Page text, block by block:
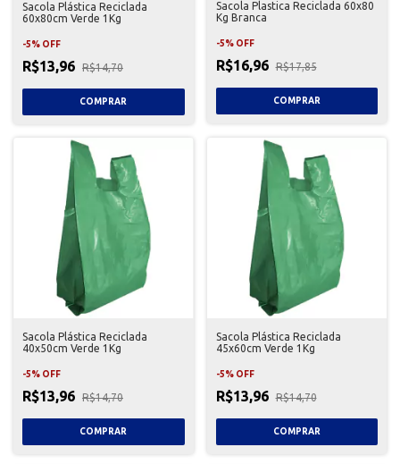
Sacola Plástica Reciclada
60x80cm Verde 1Kg
-5% OFF
R$13,96 R$14,70
Sacola Plastica Reciclada 60x80
Kg Branca
-5% OFF
R$16,96 R$17,85
Sacola Plástica Reciclada
40x50cm Verde 1Kg
-5% OFF
R$13,96 R$14,70
Sacola Plástica Reciclada
45x60cm Verde 1Kg
-5% OFF
R$13,96 R$14,70